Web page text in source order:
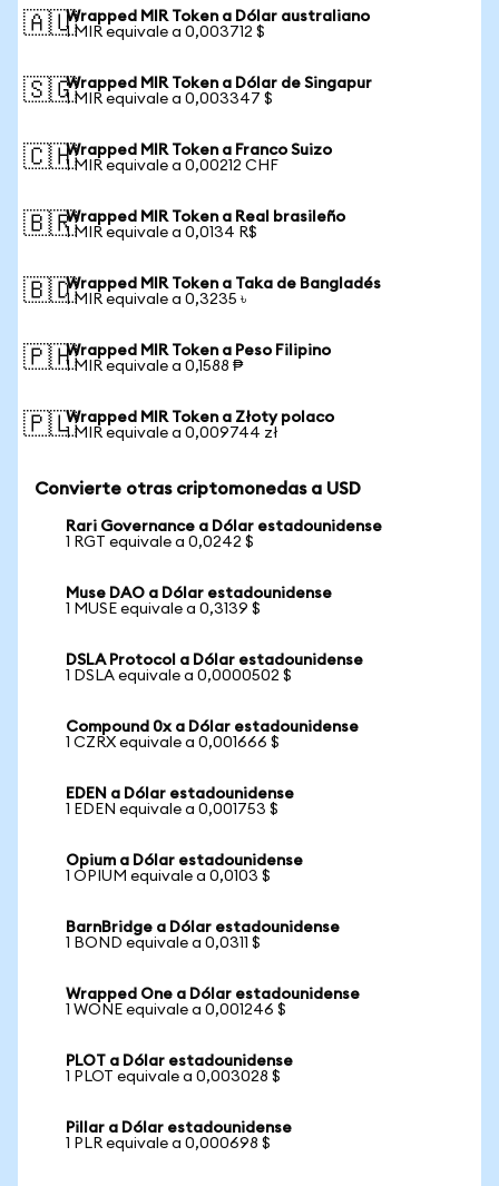
🇦🇺Wrapped MIR Token a Dólar australiano
1 MIR equivale a 0,003712 $
🇸🇬Wrapped MIR Token a Dólar de Singapur
1 MIR equivale a 0,003347 $
🇨🇭Wrapped MIR Token a Franco Suizo
1 MIR equivale a 0,00212 CHF
🇧🇷Wrapped MIR Token a Real brasileño
1 MIR equivale a 0,0134 R$
🇧🇩Wrapped MIR Token a Taka de Bangladés
1 MIR equivale a 0,3235 ৳
🇵🇭Wrapped MIR Token a Peso Filipino
1 MIR equivale a 0,1588 ₱
🇵🇱Wrapped MIR Token a Złoty polaco
1 MIR equivale a 0,009744 zł
Convierte otras criptomonedas a USD
Rari Governance a Dólar estadounidense
1 RGT equivale a 0,0242 $
Muse DAO a Dólar estadounidense
1 MUSE equivale a 0,3139 $
DSLA Protocol a Dólar estadounidense
1 DSLA equivale a 0,0000502 $
Compound 0x a Dólar estadounidense
1 CZRX equivale a 0,001666 $
EDEN a Dólar estadounidense
1 EDEN equivale a 0,001753 $
Opium a Dólar estadounidense
1 OPIUM equivale a 0,0103 $
BarnBridge a Dólar estadounidense
1 BOND equivale a 0,0311 $
Wrapped One a Dólar estadounidense
1 WONE equivale a 0,001246 $
PLOT a Dólar estadounidense
1 PLOT equivale a 0,003028 $
Pillar a Dólar estadounidense
1 PLR equivale a 0,000698 $